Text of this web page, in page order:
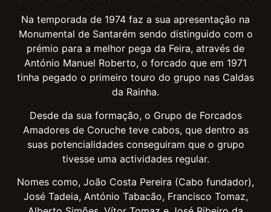
Na temporada de 1974 faz a sua apresentação na
Monumental de Santarém sendo distinguido com o
prémio para a melhor pega da Feira, através de
António Manuel Roberto, o forcado que em 1971
tinha pegado o primeiro touro do grupo nas Caldas
da Rainha.
Desde da sua formação, o Grupo de Forcados
Amadores de Coruche teve cabos, que dentro as
suas potencialidades conseguiram que o grupo
tivesse uma actividades regular.
Nomes como, João Costa Pereira (Cabo fundador),
José Tadeia, António Tabacão, Francisco Tomaz,